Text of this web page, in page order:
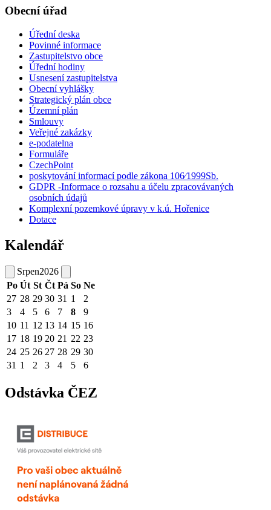
Obecní úřad
Úřední deska
Povinné informace
Zastupitelstvo obce
Úřední hodiny
Usnesení zastupitelstva
Obecní vyhlášky
Strategický plán obce
Územní plán
Smlouvy
Veřejné zakázky
e-podatelna
Formuláře
CzechPoint
poskytování informací podle zákona 106⁄1999Sb.
GDPR -Informace o rozsahu a účelu zpracovávaných
osobních údajů
Komplexní pozemkové úpravy v k.ú. Hořenice
Dotace
Kalendář
Srpen2026
Po Út St Čt Pá So Ne
27 28 29 30 31 1
2
3
4 5 6 7 8
9
10 11 12 13 14 15 16
17 18 19 20 21 22 23
24 25 26 27 28 29 30
31 1 2 3 4 5 6
Odstávka ČEZ